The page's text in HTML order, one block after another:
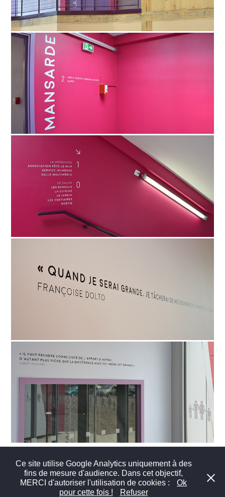
© 2026 Benoit Peaumier - Golfe du Morbihan / Bretagne - Tous droits
réservés -Mentions légales -Ressources
Ce site utilise Google Analytics uniquement à des
fins de mesure d'audience. Dans cet objectif,
MERCI d'autoriser l'utilisation de cookies :
Ok
pour cette fois !
Refuser